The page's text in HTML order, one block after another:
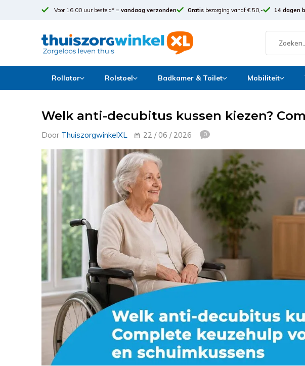
Voor 16.00 uur besteld* = vandaag verzonden Gratis bezorging vanaf € 50,- 14 dagen
Rollator Rolstoel Badkamer & Toilet Mobiliteit
Welk anti-decubitus kussen kiezen?
Door ThuiszorgwinkelXL 22 / 06 / 2026 0